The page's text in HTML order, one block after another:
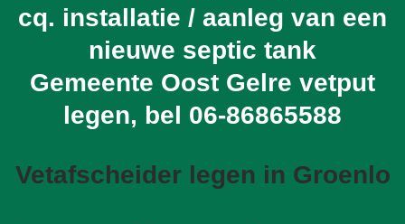
cq. installatie / aanleg van een
nieuwe septic tank
Gemeente Oost Gelre vetput
legen, bel 06-86865588
Vetafscheider legen in Groenlo